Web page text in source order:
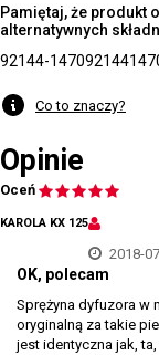
Pamiętaj, że produkt
alternatywnych
92144-1470
Co to znaczy?
Opinie
Oceń
KAROLA KX 125
2018-
OK, polecam
Sprężyna dyfuzora w
oryginalną za takie
jest identyczna jak,